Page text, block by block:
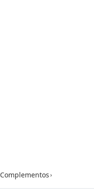
Complementos›